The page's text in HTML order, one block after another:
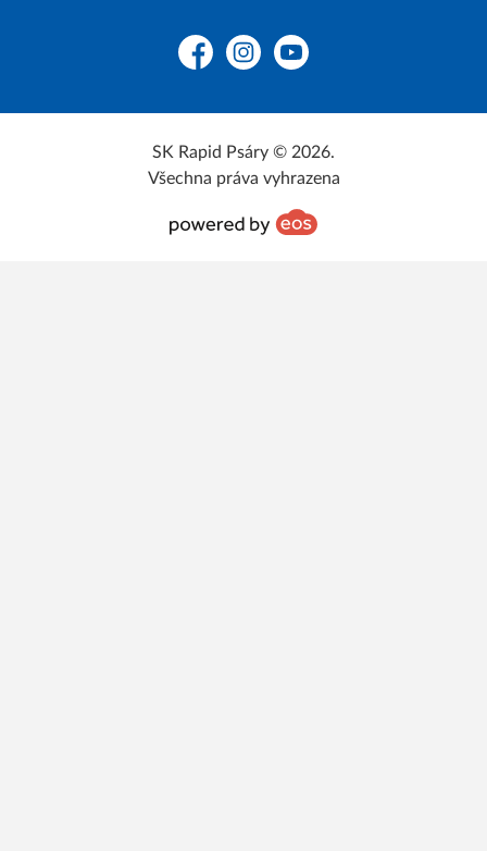
FacebookInstagramYouTube
SK Rapid Psáry © 2026.
Všechna práva vyhrazena